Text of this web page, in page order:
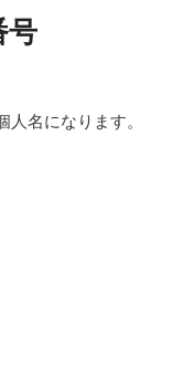
号
名になります。